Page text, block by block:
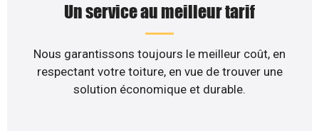
Un service au meilleur tarif
Nous garantissons toujours le meilleur coût, en
respectant votre toiture, en vue de trouver une
solution économique et durable.